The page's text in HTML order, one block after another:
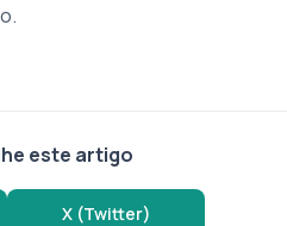
este artigo
X (Twitter)